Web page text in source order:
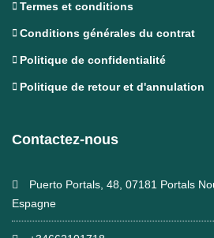
Termes et conditions
Conditions générales du contrat
Politique de confidentialité
Politique de retour et d'annulation
Contactez-nous
Puerto Portals, 48, 07181 Portals
Espagne